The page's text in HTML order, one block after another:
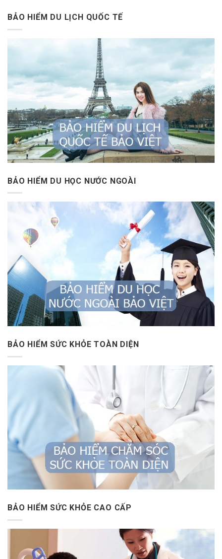
BẢO HIỂM DU LỊCH QUỐC TẾ
BẢO HIỂM DU HỌC NƯỚC NGOÀI
BẢO HIỂM SỨC KHỎE TOÀN DIỆN
BẢO HIỂM SỨC KHỎE CAO CẤP